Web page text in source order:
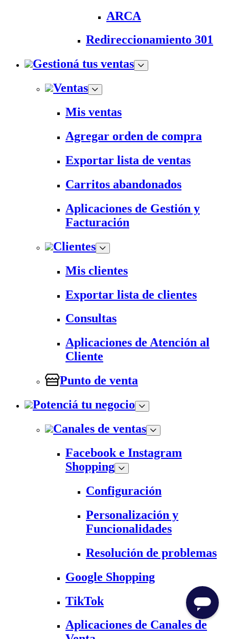
ARCA
Redireccionamiento 301
Gestioná tus ventas
Ventas
Mis ventas
Agregar orden de compra
Exportar lista de ventas
Carritos abandonados
Aplicaciones de Gestión y
Facturación
Clientes
Mis clientes
Exportar lista de clientes
Consultas
Aplicaciones de Atención al
Cliente
Punto de venta
Potenciá tu negocio
Canales de ventas
Facebook e Instagram
Shopping
Configuración
Personalización y
Funcionalidades
Resolución de problemas
Google Shopping
TikTok
Aplicaciones de Canales de